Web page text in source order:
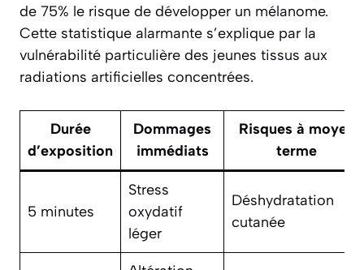
de 75% le risque de développer un mélanome.
Cette statistique alarmante s’explique par la
vulnérabilité particulière des jeunes tissus aux
radiations artificielles concentrées.
Durée
d’exposition
Dommages
immédiats
Risques à moyen
terme
5 minutes
Stress
oxydatif
léger
Déshydratation
cutanée